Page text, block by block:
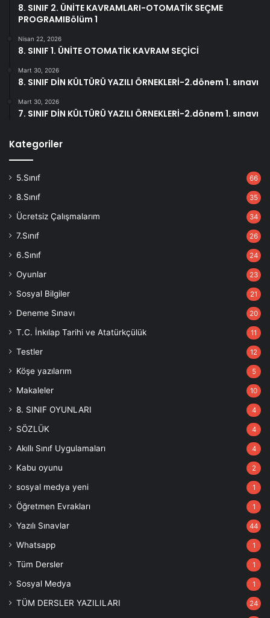
8. SINIF 2. ÜNİTE KAVRAMLARI-OTOMATİK SEÇME
PROGRAMIBölüm 1
Nisan 22, 2026
8. SINIF 1. ÜNİTE OTOMATİK KAVRAM SEÇİCİ
Mart 30, 2026
8. SINIF DİN KÜLTÜRÜ YAZILI ÖRNEKLERİ-2.dönem 1. sınavı
Mart 30, 2026
7. SINIF DİN KÜLTÜRÜ YAZILI ÖRNEKLERİ-2.dönem 1. sınavı
Kategoriler
5.Sınıf 66
8.Sınıf 35
Ücretsiz Çalışmalarım 34
7.Sınıf 26
6.Sınıf 24
Oyunlar 23
Sosyal Bilgiler 21
Deneme Sınavı 20
T.C. İnkılap Tarihi ve Atatürkçülük 11
Testler 12
Köşe yazılarım 5
Makaleler 10
8. SINIF OYUNLARI 4
SÖZLÜK 4
Akıllı Sınıf Uygulamaları 4
Kabu oyunu 2
sosyal medya yeni 1
Öğretmen Evrakları 1
Yazılı Sınavlar 44
Whatsapp 1
Tüm Dersler 1
Sosyal Medya 1
TÜM DERSLER YAZILILARI 24